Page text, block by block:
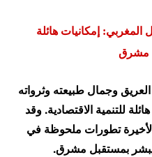
المغربي: إمكانيات هائلة
مشرق
وجمال طبيعته وثرواته
للتنمية الاقتصادية. وقد
تطورات ملحوظة في
بمستقبل مشرق.